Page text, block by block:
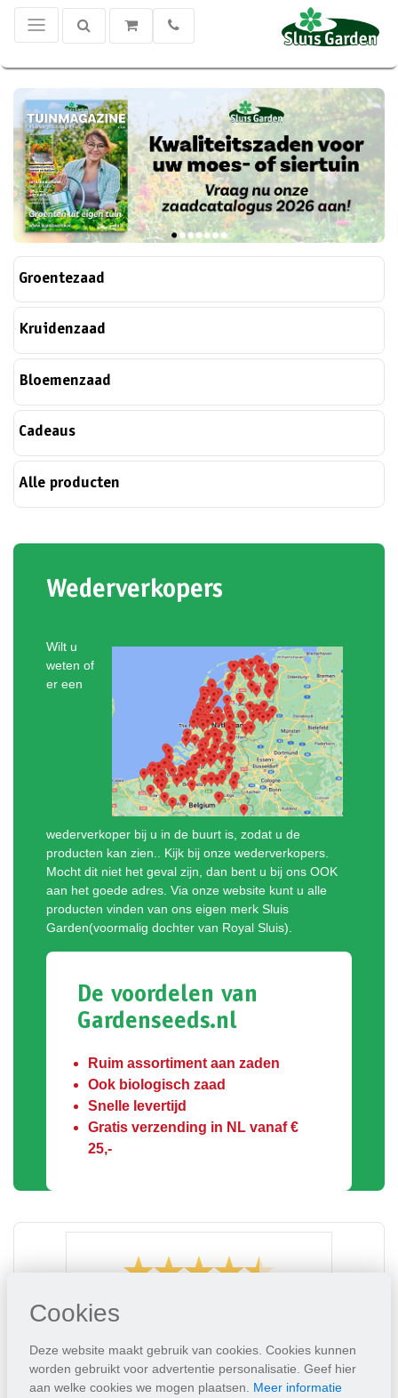
Cookies
Deze website maakt gebruik van cookies. Cookies kunnen
worden gebruikt voor advertentie personalisatie. Geef hier
aan welke cookies we mogen plaatsen. Meer informatie
Groentezaad
Kruidenzaad
Bloemenzaad
Cadeaus
Alle producten
Wederverkopers
Wilt u
weten of
er een
wederverkoper bij u in de buurt is, zodat u de
producten kan zien.. Kijk bij onze wederverkopers.
Mocht dit niet het geval zijn, dan bent u bij ons OOK
aan het goede adres. Via onze website kunt u alle
producten vinden van ons eigen merk Sluis
Garden(voormalig dochter van Royal Sluis).
De voordelen van
Gardenseeds.nl
Ruim assortiment aan zaden
Ook biologisch zaad
Snelle levertijd
Gratis verzending in NL vanaf €
25,-
10/ 10
Meindert
prima